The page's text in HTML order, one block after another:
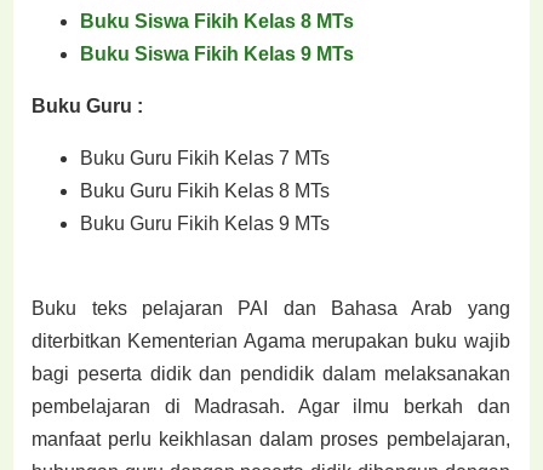
Buku Siswa Fikih Kelas 8 MTs
Buku Siswa Fikih Kelas 9 MTs
Buku Guru :
Buku Guru Fikih Kelas 7 MTs
Buku Guru Fikih Kelas 8 MTs
Buku Guru Fikih Kelas 9 MTs
Buku teks pelajaran PAI dan Bahasa Arab yang
diterbitkan Kementerian Agama merupakan buku wajib
bagi peserta didik dan pendidik dalam melaksanakan
pembelajaran di Madrasah. Agar ilmu berkah dan
manfaat perlu keikhlasan dalam proses pembelajaran,